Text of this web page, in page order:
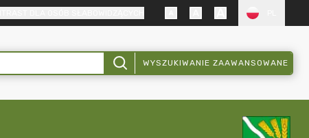
WYSZUKIWANIE ZAAWANSOWANE